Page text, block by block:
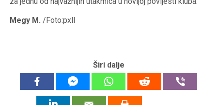
Megy M. /Foto:pxll
Širi dalje